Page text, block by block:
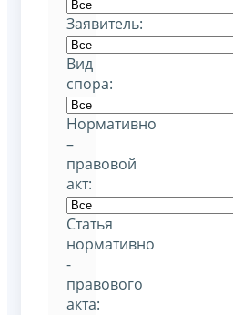
Заявитель:
Вид
спора:
Нормативно
–
правовой
акт:
Статья
нормативно
-
правового
акта: